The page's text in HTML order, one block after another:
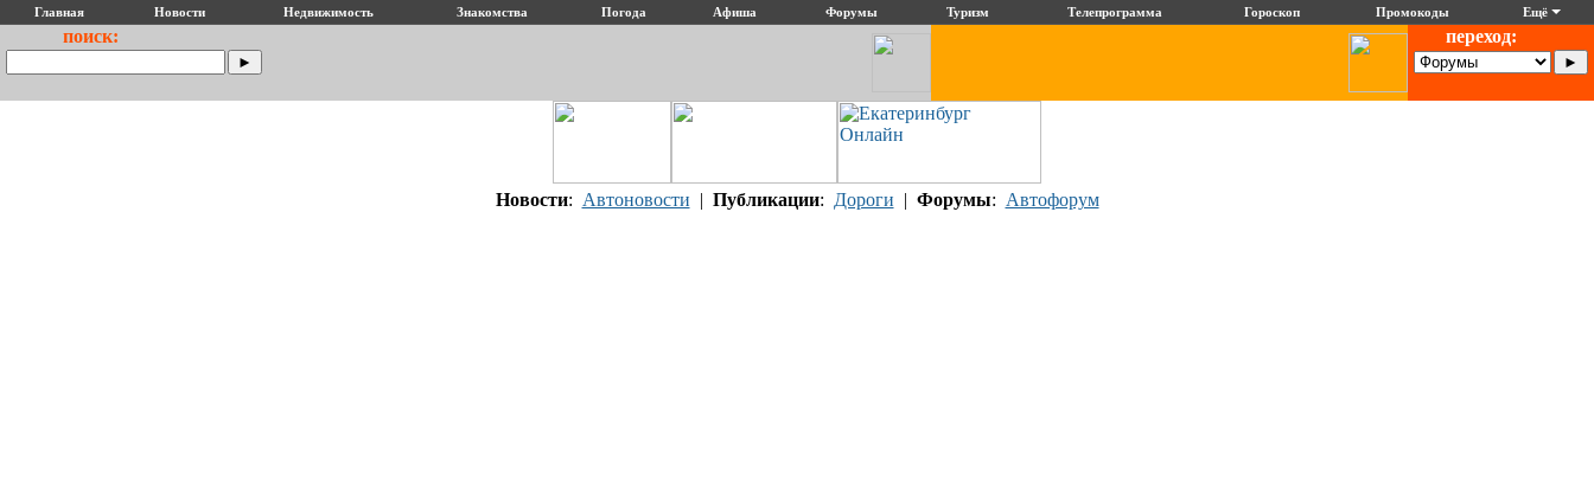
Главная Новости Недвижимость Знакомства Погода Афиша Форумы Туризм Телепрограмма Гороскоп Промокоды Ещё
поиск: переход:
Новости: Автоновости | Публикации: Дороги | Форумы: Автофорум